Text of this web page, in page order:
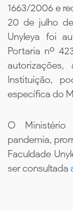
1663/2006 e
20 de julho
Unyleya foi
Portaria nº
Instituição,
específica do
O
pandemia,
Faculdade
ser consultada